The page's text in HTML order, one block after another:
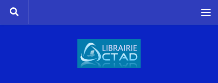
Skip to content